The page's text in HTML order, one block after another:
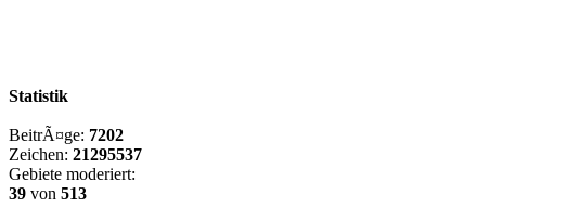
Statistik
BeitrÃ¤ge: 7202
Zeichen: 21295537
Gebiete moderiert:
39 von 513